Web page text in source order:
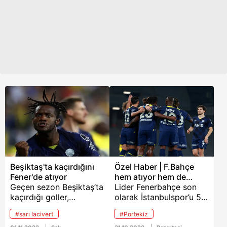
Beşiktaş'ta kaçırdığını
Fener'de atıyor
Geçen sezon Beşiktaş’ta
kaçırdığı goller,
dövdüğü kale
direkleriyle anılan Michy
#sarı lacivert
Özel Haber | F.Bahçe
hem atıyor hem de
attırıyor
Lider Fenerbahçe son
olarak İstanbulspor’u 5-
2 mağlup ederek
şampiyonluk yürüyüşünü
#Portekiz